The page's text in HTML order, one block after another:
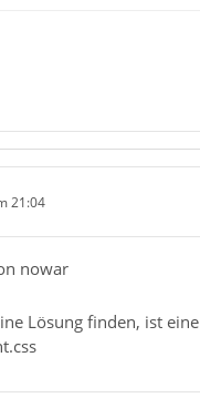
21:04
nowar
Lösung finden, ist